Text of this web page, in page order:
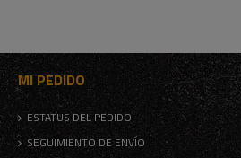
MI PEDIDO
ESTATUS DEL PEDIDO
SEGUIMIENTO DE ENVÍO